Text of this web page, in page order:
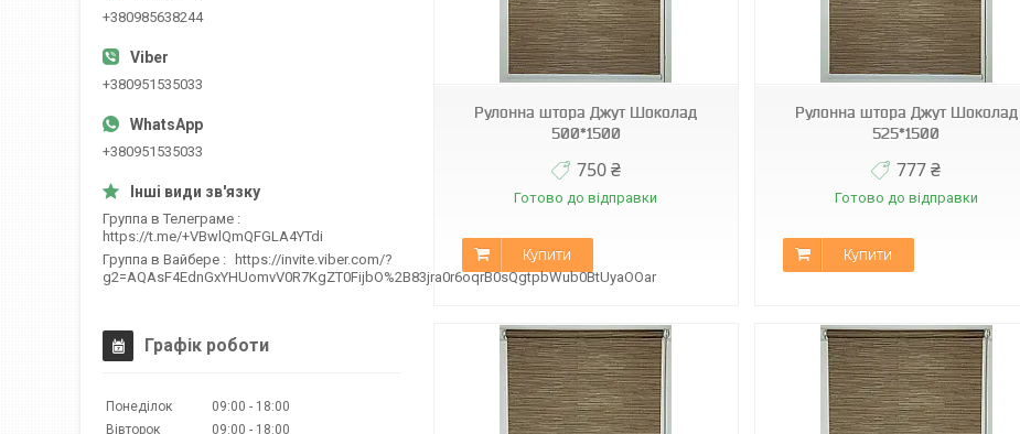
Рулонна штора Джут Шоколад
500*1500
750 ₴
Готово до відправки
Купити
А-512
Рулонна штора Джут Шоколад
525*1500
777 ₴
Готово до відправки
Купити
А-512
+380985638244
+380951535033
+380951535033
Группа в Телеграме
https://t.me/+VBwlQmQFGLA4YTdi
Группа в Вайбере
https://invite.viber.com/?
g2=AQAsF4EdnGxYHUomvV0R7KgZT0FijbO%2B83jra0r6oqrB0sQgtpbWub0BtUyaOOar
Графік роботи
Понеділок 09:00
18:00
Вівторок
09:00
18:00